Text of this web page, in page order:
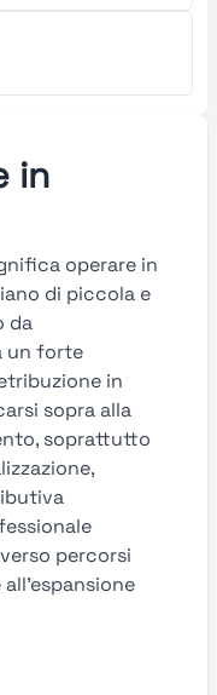
in
operare in
di piccola e
da
un forte
in
sopra alla
soprattutto
percorsi